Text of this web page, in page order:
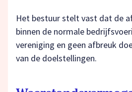
Het bestuur stelt vast dat de
binnen de normale
vereniging en geen afbreuk
van de doelstellingen.